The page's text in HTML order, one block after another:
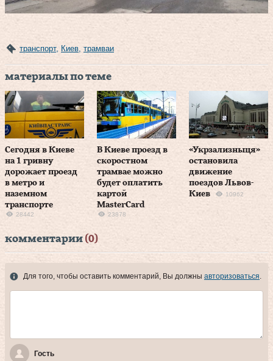
транспорт, Киев, трамваи
материалы по теме
Сегодня в Киеве
на 1 гривну
дорожает проезд
в метро и
наземном
транспорте
28442
В Киеве проезд в
скоростном
трамвае можно
будет оплатить
картой
MasterCard
23878
«Укрзализныця»
остановила
движение
поездов Львов-
Киев
10962
комментарии (0)
Для того, чтобы оставить комментарий, Вы должны авторизоваться.
Гость